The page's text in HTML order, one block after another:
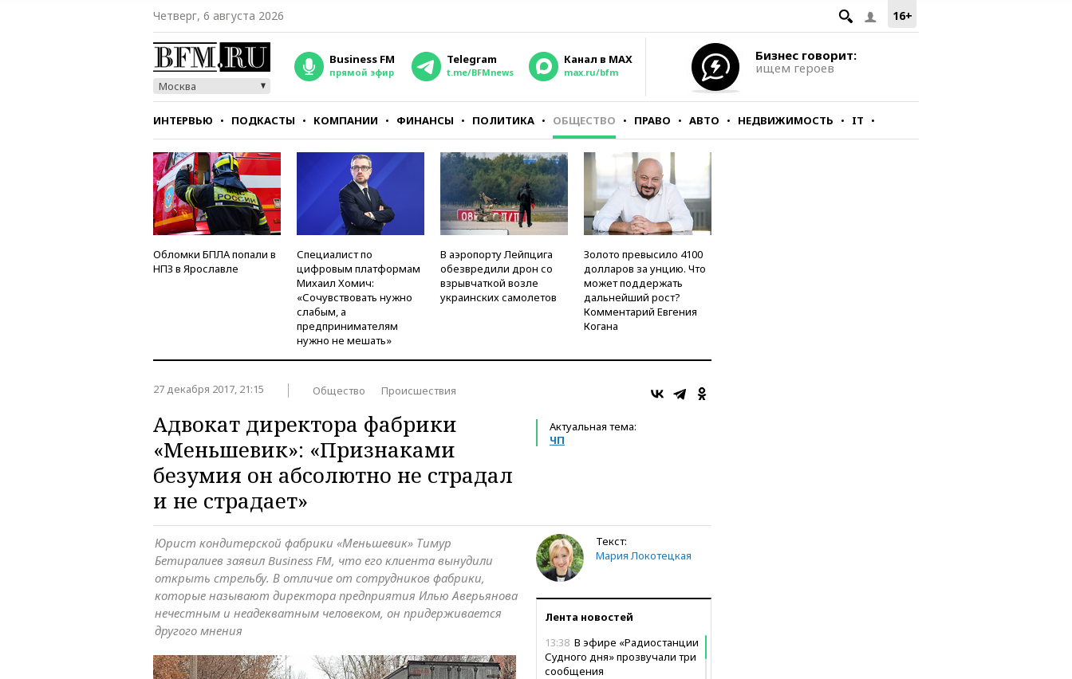
16+
Четверг, 6 августа 2026
Москва
Business FM
прямой эфир
Telegram
t.me/BFMnews
Канал в MAX
max.ru/bfm
Бизнес говорит:
ищем героев
ИНТЕРВЬЮ ПОДКАСТЫ КОМПАНИИ ФИНАНСЫ ПОЛИТИКА ОБЩЕСТВО ПРАВО АВТО НЕДВИЖИМОСТЬ IT
СТИЛЬ ТЕСТЫ
Обломки БПЛА попали в
НПЗ в Ярославле
Специалист по
цифровым платформам
Михаил Хомич:
«Сочувствовать нужно
слабым, а
предпринимателям
нужно не мешать»
В аэропорту Лейпцига
обезвредили дрон со
взрывчаткой возле
украинских самолетов
Золото превысило 4100
долларов за унцию. Что
может поддержать
дальнейший рост?
Комментарий Евгения
Когана
27 декабря 2017, 21:15 Общество Происшествия
Актуальная тема:
ЧП
Адвокат директора фабрики
«Меньшевик»: «Признаками
безумия он абсолютно не страдал
и не страдает»
Текст:
Мария Локотецкая
Лента новостей
13:38 В эфире «Радиостанции
Судного дня» прозвучали три
сообщения
Юрист кондитерской фабрики «Меньшевик» Тимур
Бетиралиев заявил Business FM, что его клиента вынудили
открыть стрельбу. В отличие от сотрудников фабрики,
которые называют директора предприятия Илью Аверьянова
нечестным и неадекватным человеком, он придерживается
другого мнения